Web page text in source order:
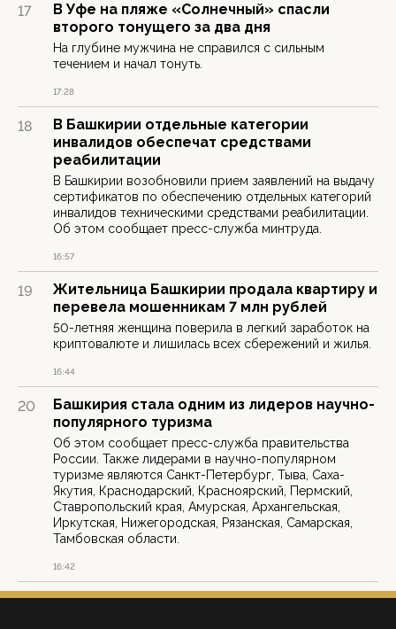
17
В Уфе на пляже «Солнечный» спасли
второго тонущего за два дня
На глубине мужчина не справился с сильным
течением и начал тонуть.
17:28
18
В Башкирии отдельные категории
инвалидов обеспечат средствами
реабилитации
В Башкирии возобновили прием заявлений на выдачу
сертификатов по обеспечению отдельных категорий
инвалидов техническими средствами реабилитации.
Об этом сообщает пресс-служба минтруда.
16:57
19
Жительница Башкирии продала квартиру и
перевела мошенникам 7 млн рублей
50-летняя женщина поверила в легкий заработок на
криптовалюте и лишилась всех сбережений и жилья.
16:44
20
Башкирия стала одним из лидеров научно-
популярного туризма
Об этом сообщает пресс-служба правительства
России. Также лидерами в научно-популярном
туризме являются Санкт-Петербург, Тыва, Саха-
Якутия, Краснодарский, Красноярский, Пермский,
Ставропольский края, Амурская, Архангельская,
Иркутская, Нижегородская, Рязанская, Самарская,
Тамбовская области.
16:42